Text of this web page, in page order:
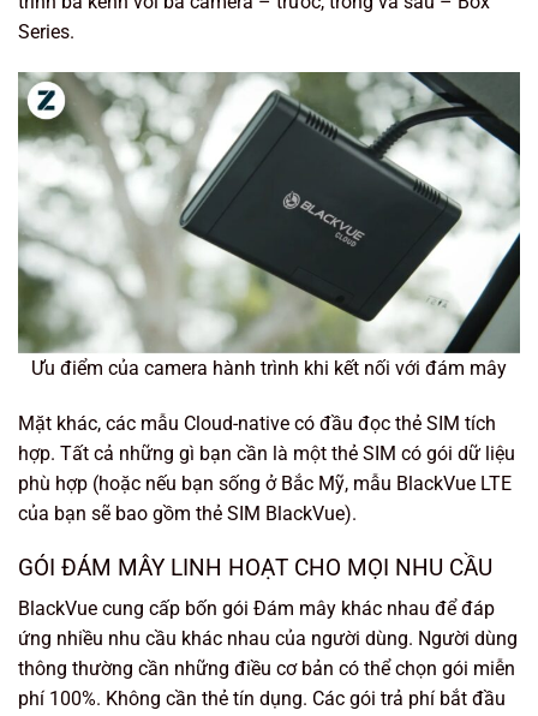
Series.
Ưu điểm của camera hành trình khi kết nối với đám mây
Mặt khác, các mẫu Cloud-native có đầu đọc thẻ SIM tích
hợp. Tất cả những gì bạn cần là một thẻ SIM có gói dữ liệu
phù hợp (hoặc nếu bạn sống ở Bắc Mỹ, mẫu BlackVue LTE
của bạn sẽ bao gồm thẻ SIM BlackVue).
GÓI ĐÁM MÂY LINH HOẠT CHO MỌI NHU CẦU
BlackVue cung cấp bốn gói Đám mây khác nhau để đáp
ứng nhiều nhu cầu khác nhau của người dùng. Người dùng
thông thường cần những điều cơ bản có thể chọn gói miễn
phí 100%. Không cần thẻ tín dụng. Các gói trả phí bắt đầu